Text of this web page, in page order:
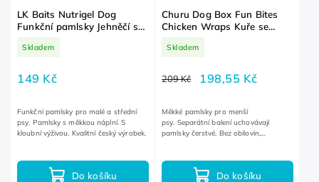
LK Baits Nutrigel Dog
Funkční pamlsky Jehněčí s
S-M 150 g
Skladem
149 Kč
Do košíku
Funkční pamlsky pro malé a střední
psy. Pamlsky s měkkou náplní. S
kloubní výživou. Kvalitní český výrobek.
Churu Dog Box Fun Bites
Chicken Wraps Kuře se
Skladem
209 Kč 198,55 Kč
Do košíku
Měkké pamlsky pro menší
psy. Separátní balení uchovávají
pamlsky čerstvé. Bez obilovin,